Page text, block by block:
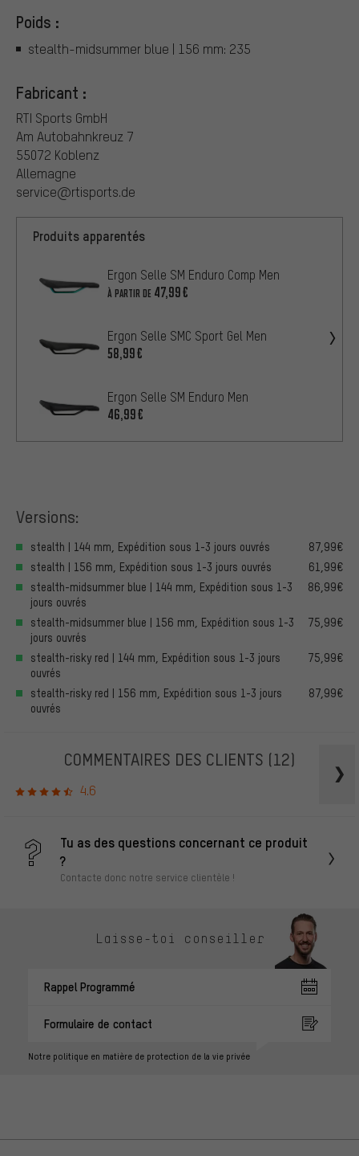
Poids :
stealth-midsummer blue | 156 mm: 235
Fabricant :
RTI Sports GmbH
Am Autobahnkreuz 7
55072 Koblenz
Allemagne
service@rtisports.de
Produits apparentés
Ergon Selle SM Enduro Comp Men
À PARTIR DE 47,99€
Ergon Selle SMC Sport Gel Men
58,99€
Ergon Selle SM Enduro Men
46,99€
Versions:
stealth | 144 mm, Expédition sous 1-3 jours ouvrés
87,99€
stealth | 156 mm, Expédition sous 1-3 jours ouvrés
61,99€
stealth-midsummer blue | 144 mm, Expédition sous 1-3
jours ouvrés
86,99€
stealth-midsummer blue | 156 mm, Expédition sous 1-3
jours ouvrés
75,99€
stealth-risky red | 144 mm, Expédition sous 1-3 jours
ouvrés
75,99€
stealth-risky red | 156 mm, Expédition sous 1-3 jours
ouvrés
87,99€
COMMENTAIRES DES CLIENTS (12)
4.6
Tu as des questions concernant ce produit
?
Contacte donc notre service clientèle !
Laisse-toi conseiller
Rappel Programmé
Formulaire de contact
Notre politique en matière de protection de la vie privée